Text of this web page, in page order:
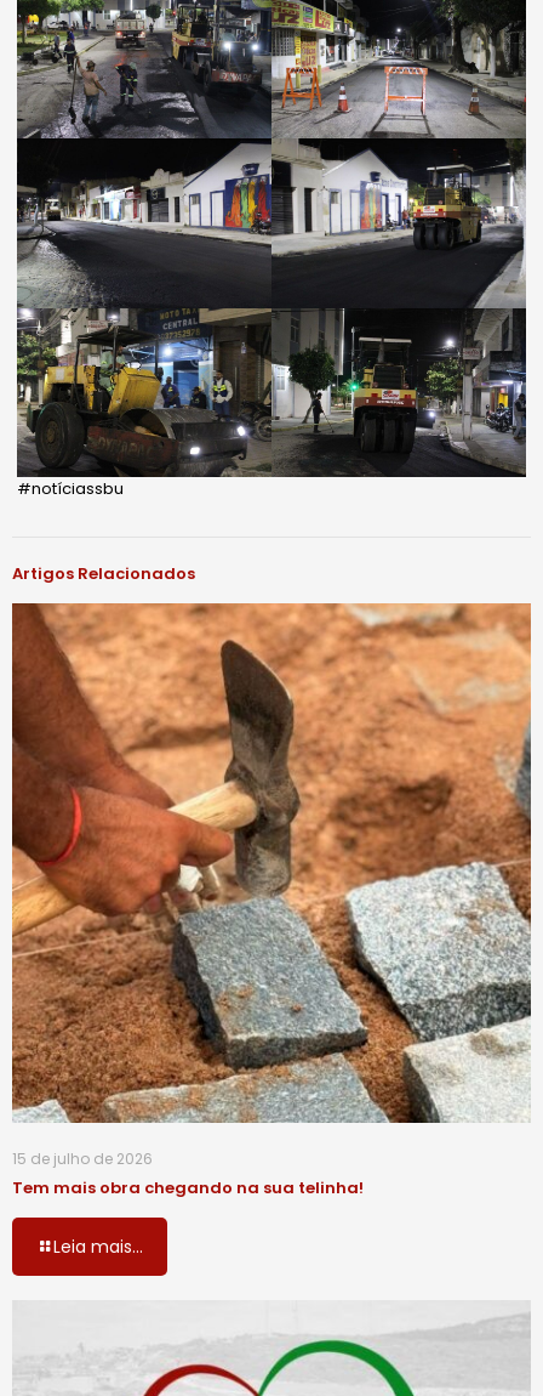
#notíciassbu
Artigos Relacionados
15 de julho de 2026
Tem mais obra chegando na sua telinha!
Leia mais...